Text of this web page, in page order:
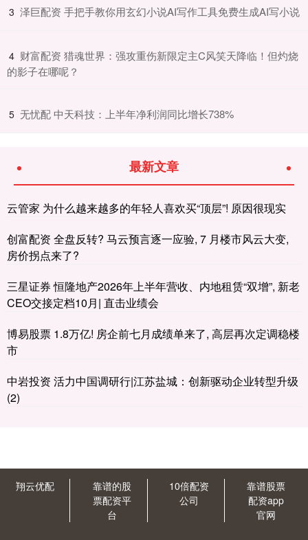
3 ​泽巨配资 手把手教你用玄幻小说AI写作工具免费生成AI写小说
4 ​财富配资 猎魂世界：强攻重伤新限定主C风笑天降临！但灼烧
的影子在哪呢？
5 ​无忧配 中天科技：上半年净利润同比增长738%
最新文章
云管家 为什么越来越多的年轻人喜欢买“顶层”! 原因很现实
创富配资 全盘反转? 马云预言逐一应验, 7 月楼市风云大变,
房价拐点来了?
三星证券 恒隆地产2026年上半年营收、内地租赁“双增”, 新老
CEO交接定档10月| 直击业绩会
博易股票 1.8万亿! 房企前七月成绩单来了, 高层再次定调稳楼
市
中岩投资 活力中国调研行|江苏盐城：创新驱动企业转型升级
(2)
翔云优配
靠谱的股
票配资平
台
10倍配资
公司
靠谱股票
配资app
官网